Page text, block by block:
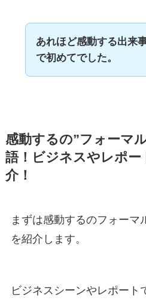
あれほど感動する出来
で初めてでした。
感動するの”フォーマ
語！ビジネスやレポ
介！
まずは感動するのフォーマ
を紹介します。
ビジネスシーンやレポート